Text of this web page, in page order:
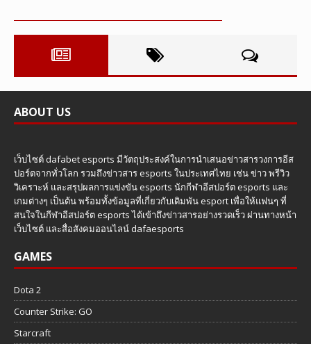
ABOUT US
เว็บไซต์ dafabet esports มีวัตถุประสงค์ในการนำเสนอข่าวสารวงการอีส
ปอร์ตจากทั่วโลก รวมถึงข่าวสาร esports ในประเทศไทย เช่น ข่าว พรีวิว
วิเคราะห์ และสรุปผลการแข่งขัน esports นักกีฬาอีสปอร์ต esports และ
เกมต่างๆ เป็นต้น พร้อมทั้งข้อมูลที่เกี่ยวกับเดิมพัน esport เพื่อให้แฟนๆ ที่
สนใจในกีฬาอีสปอร์ต esports ได้เข้าถึงข่าวสารอย่างรวดเร็ว ผ่านทางหน้า
เว็บไซต์ และสื่อสังคมออนไลน์ dafaesports
GAMES
Dota 2
Counter Strike: GO
Starcraft